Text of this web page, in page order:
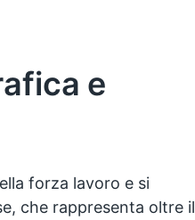
e
forza lavoro e si
che rappresenta oltre il